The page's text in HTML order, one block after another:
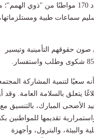
لظروف معيشية طارئة أو استثنائية، فضلًا عن تقديم الدعم اللازم لعدد 170 مواطنًا من "ذوي
سماعات طبية ومستلزماتها،
حقوقهم التأمينية وتيسير
لتنمية المشاركة
العامة، تفاعلت المنظومة مع 3628 شكوى وبلاغًا يتعلق بالسلامة
الأضحى المبارك، بالتنسيق مع
تقديمها للمواطنين
والبيئة، والبترول، وأجهزة